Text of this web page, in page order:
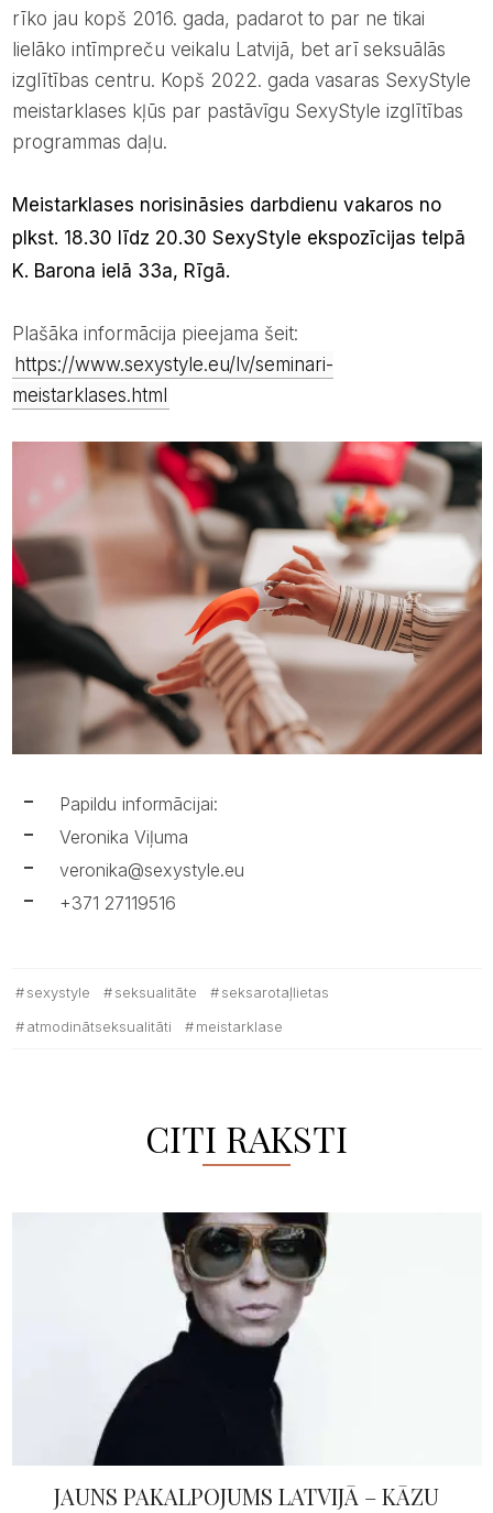
rīko jau kopš 2016. gada, padarot to par ne tikai
lielāko intīmpreču veikalu Latvijā, bet arī seksuālās
izglītības centru. Kopš 2022. gada vasaras SexyStyle
meistarklases kļūs par pastāvīgu SexyStyle izglītības
programmas daļu.
Meistarklases norisināsies darbdienu vakaros no
plkst. 18.30 līdz 20.30 SexyStyle ekspozīcijas telpā
K. Barona ielā 33a, Rīgā.
Plašāka informācija pieejama šeit:
https://www.sexystyle.eu/lv/seminari-
meistarklases.html
Papildu informācijai:
Veronika Viļuma
veronika@sexystyle.eu
+371 27119516
sexystyle seksualitāte
seksarotaļlietas
atmodinātseksualitāti
meistarklase
CITI RAKSTI
JAUNS PAKALPOJUMS LATVIJĀ – KĀZU